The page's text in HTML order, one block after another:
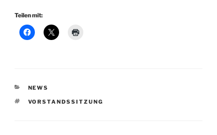
Teilen mit:
KATEGORIEN
NEWS
SCHLAGWÖRTER
VORSTANDSSITZUNG